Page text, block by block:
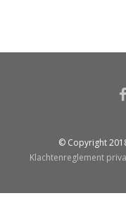
© Copyright
Klachtenreglement